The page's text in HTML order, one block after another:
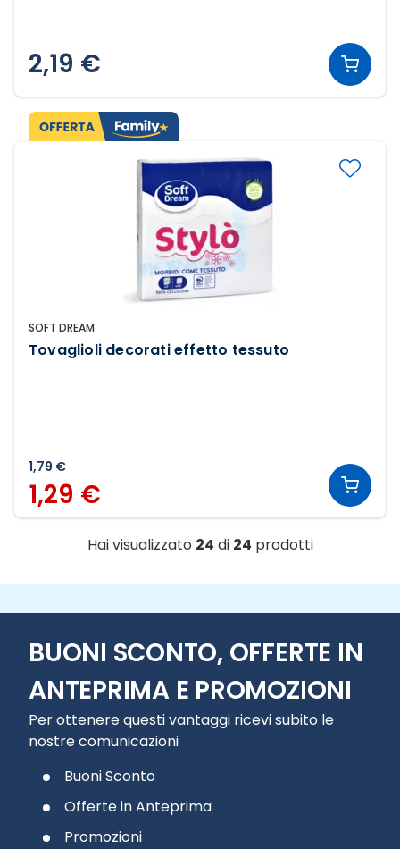
2,19 €
SOFT DREAM
Tovaglioli decorati effetto tessuto
1,79 €
1,29 €
Hai visualizzato 24 di 24 prodotti
BUONI SCONTO, OFFERTE IN
ANTEPRIMA E PROMOZIONI
Per ottenere questi vantaggi ricevi subito le
nostre comunicazioni
Buoni Sconto
Offerte in Anteprima
Promozioni